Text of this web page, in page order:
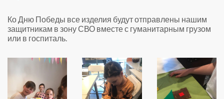
Ко Дню Победы все изделия будут отправлены нашим
защитникам в зону СВО вместе с гуманитарным грузом
или в госпиталь.